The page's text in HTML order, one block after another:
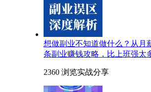
想做副业不知道做什么？从月
条副业赚钱攻略，比上班强太
2360 浏览实战分享